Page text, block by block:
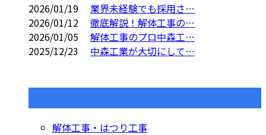
2026/01/19
業界未経験でも採用さ…
2026/01/12
徹底解説！解体工事の…
2026/01/05
解体工事のプロ中森工…
2025/12/23
中森工業が大切にして…
解体工事・はつり工事